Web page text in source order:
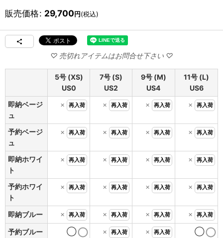
販売価格: 29,700円(税込)
5号 (XS)
US0
7号 (S)
US2
9号 (M)
US4
11号 (L)
US6
即納ベージ
ュ
× 再入荷 × 再入荷 × 再入荷 × 再入荷
予約ベージ
ュ
× 再入荷 × 再入荷 × 再入荷 × 再入荷
即納ホワイ
ト
× 再入荷 × 再入荷 × 再入荷 × 再入荷
予約ホワイ
ト
× 再入荷 × 再入荷 × 再入荷 × 再入荷
即納ブルー × 再入荷 × 再入荷 × 再入荷 × 再入荷
予約ブルー ◯ × 再入荷 × 再入荷 ◯